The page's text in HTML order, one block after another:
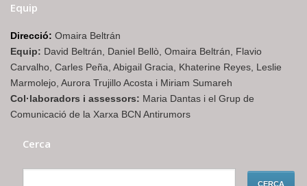
Equip
Direcció: Omaira Beltrán
Equip: David Beltrán, Daniel Bellò, Omaira Beltrán, Flavio
Carvalho, Carles Peña, Abigail Gracia, Khaterine Reyes, Leslie
Marmolejo, Aurora Trujillo Acosta i Miriam Sumareh
Col·laboradors i assessors: Maria Dantas i el Grup de
Comunicació de la Xarxa BCN Antirumors
Cerca